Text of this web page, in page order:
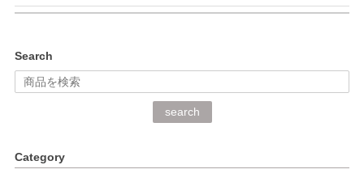
深さや大きさがとてもちょうど良く、手に馴染み、洗いやす
く、他の柄も何枚かこちらで買い、毎食時に使用していま
く交換して下さいました。
Search
search
Category